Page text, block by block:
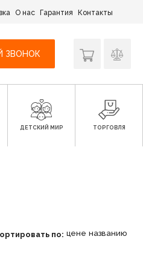
О нас Гарантия Контакты
ЗВОНОК
ДЕТСКИЙ МИР ТОРГОВЛЯ
по: цене названию